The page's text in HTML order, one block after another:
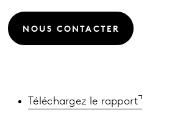
NOUS CONTACTER
Téléchargez le rapport